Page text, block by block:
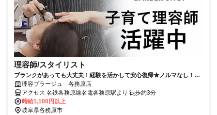
理容師/スタイリスト
ブランクがあっても大丈夫！経験を活かして安心復帰★ノルマなし！主
婦(夫)の方も多数活躍中！
理容プラージュ 各務原店
アクセス 名鉄各務原線名電各務原駅より 徒歩約3分
時給1,100円以上
岐阜県各務原市